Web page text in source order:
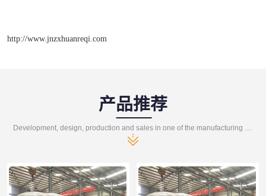
http://www.jnzxhuanreqi.com
产品推荐